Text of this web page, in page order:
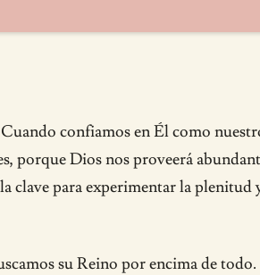
confiamos en Él como
porque Dios nos proveerá
clave para experimentar la plenitud
su Reino por encima de